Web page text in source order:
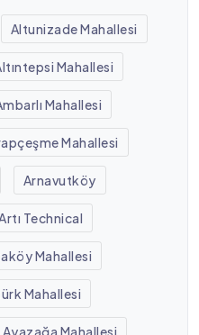
Altunizade Mahallesi
Mahallesi
Mahallesi
Mahallesi
Arnavutköy
Artı Technical
Mahallesi
Mahallesi
Ayazağa Mahallesi